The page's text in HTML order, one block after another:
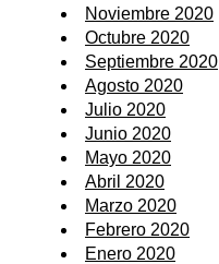
Noviembre 2020
Octubre 2020
Septiembre 2020
Agosto 2020
Julio 2020
Junio 2020
Mayo 2020
Abril 2020
Marzo 2020
Febrero 2020
Enero 2020